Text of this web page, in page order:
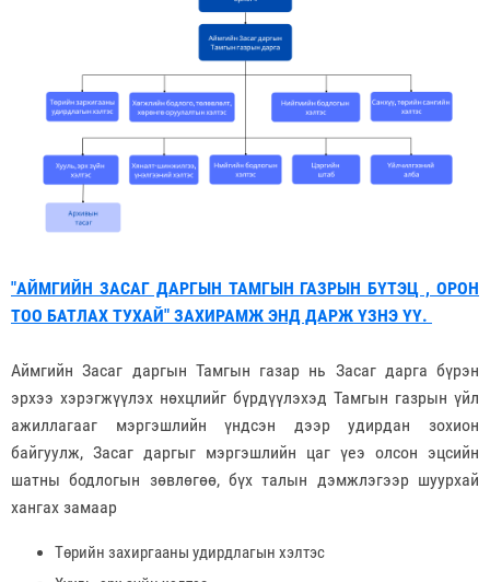
"АЙМГИЙН ЗАСАГ ДАРГЫН ТАМГЫН ГАЗРЫН БҮТЭЦ , ОРОН
ТОО БАТЛАХ ТУХАЙ" ЗАХИРАМЖ ЭНД ДАРЖ ҮЗНЭ ҮҮ.
Аймгийн Засаг даргын Тамгын газар нь Засаг дарга бүрэн
эрхээ хэрэгжүүлэх нөхцлийг бүрдүүлэхэд Тамгын газрын үйл
ажиллагааг мэргэшлийн үндсэн дээр удирдан зохион
байгуулж, Засаг даргыг мэргэшлийн цаг үеэ олсон эцсийн
шатны бодлогын зөвлөгөө, бүх талын дэмжлэгээр шуурхай
хангах замаар
Төрийн захиргааны удирдлагын хэлтэс